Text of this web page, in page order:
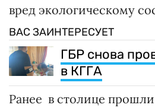
вред экологическому
ВАС ЗАИНТЕРЕСУЕТ
ГБР снова
в КГГА
Ранее в столице